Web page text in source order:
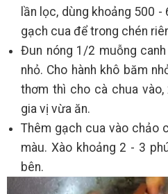
lần lọc, dùng khoảng 500
gạch cua để trong chén
Đun nóng 1/2 muỗng
nhỏ. Cho hành khô băm
thơm thì cho cà chua vào,
gia vị vừa ăn.
Thêm gạch cua vào chảo
màu. Xào khoảng 2 - 3
bên.